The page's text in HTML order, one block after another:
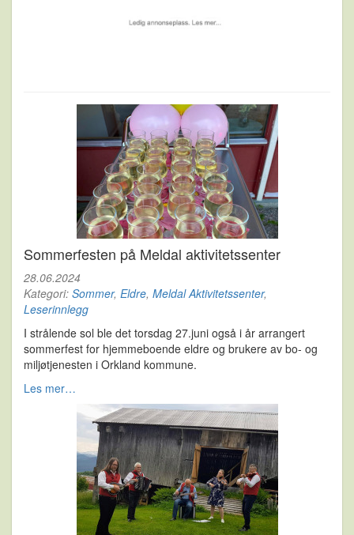
Sommerfesten på Meldal aktivitetssenter
28.06.2024
Kategori: Sommer, Eldre, Meldal Aktivitetssenter,
Leserinnlegg
I strålende sol ble det torsdag 27.juni også i år arrangert
sommerfest for hjemmeboende eldre og brukere av bo- og
miljøtjenesten i Orkland kommune.
Les mer…